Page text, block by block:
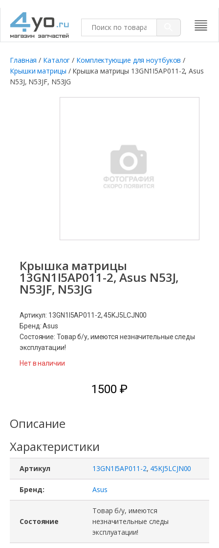
Главная / Каталог / Комплектующие для ноутбуков /
Крышки матрицы / Крышка матрицы 13GN1I5AP011-2, Asus
N53J, N53JF, N53JG
Крышка матрицы
13GN1I5AP011-2, Asus N53J,
N53JF, N53JG
Артикул: 13GN1I5AP011-2, 45KJ5LCJN00
Бренд: Asus
Состояние: Товар б/у, имеются незначительные следы
эксплуатации!
Нет в наличии
1500 ₽
Описание
Характеристики
Артикул 13GN1I5AP011-2, 45KJ5LCJN00
Бренд: Asus
Состояние
Товар б/у, имеются
незначительные следы
эксплуатации!